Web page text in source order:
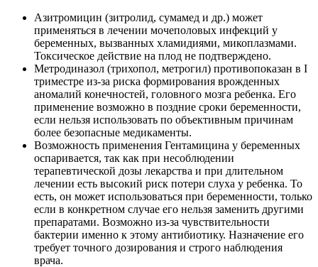
Азитромицин (зитролид, сумамед и др.) может
применяться в лечении мочеполовых инфекций у
беременных, вызванных хламидиями, микоплазмами.
Токсическое действие на плод не подтверждено.
Метродиназол (трихопол, метрогил) противопоказан в I
триместре из-за риска формирования врожденных
аномалий конечностей, головного мозга ребенка. Его
применение возможно в поздние сроки беременности,
если нельзя использовать по объективным причинам
более безопасные медикаменты.
Возможность применения Гентамицина у беременных
оспаривается, так как при несоблюдении
терапевтической дозы лекарства и при длительном
лечении есть высокий риск потери слуха у ребенка. То
есть, он может использоваться при беременности, только
если в конкретном случае его нельзя заменить другими
препаратами. Возможно из-за чувствительности
бактерии именно к этому антибиотику. Назначение его
требует точного дозирования и строго наблюдения
врача.